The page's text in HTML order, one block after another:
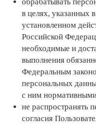
обрабатывать
в целях, указанных
установленном
Российской
необходимые и
выполнения
Федеральным
персональных
с ним
не распространять
согласия